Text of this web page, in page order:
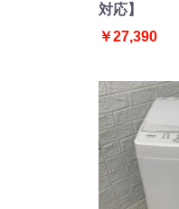
対応】
￥27,390